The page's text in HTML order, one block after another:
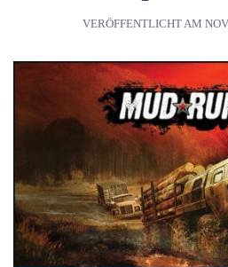
VERÖFFENTLICHT AM